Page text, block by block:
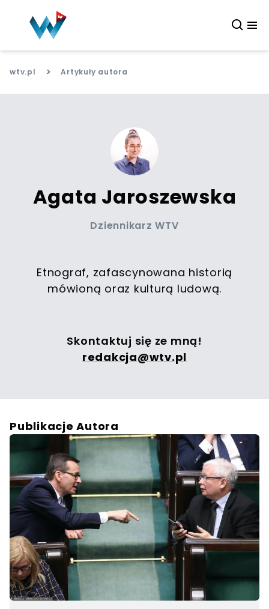
wtv.pl > Artykuły autora
Agata Jaroszewska
Dziennikarz WTV
Etnograf, zafascynowana historią
mówioną oraz kulturą ludową.
Skontaktuj się ze mną!
redakcja@wtv.pl
Publikacje Autora